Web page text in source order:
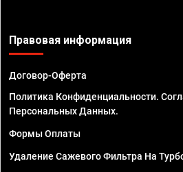
Правовая информация
Договор-Оферта
Политика Конфиденциальности.
Персональных Данных.
Формы Оплаты
Удаление Сажевого Фильтра На